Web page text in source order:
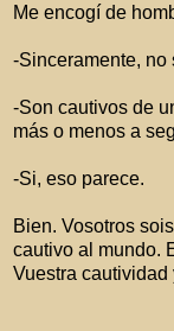
Me encogí de
-Sinceramente, no
-Son cautivos de
más o menos a
-Si, eso parece.
Bien. Vosotros
cautivo al mundo.
Vuestra